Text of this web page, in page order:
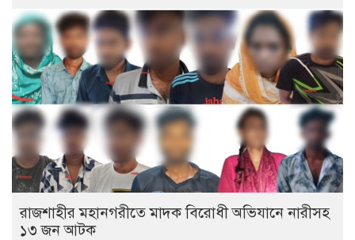
রাজশাহীর মহানগরীতে মাদক বিরোধী অভিযানে নারীসহ
১৩ জন আটক